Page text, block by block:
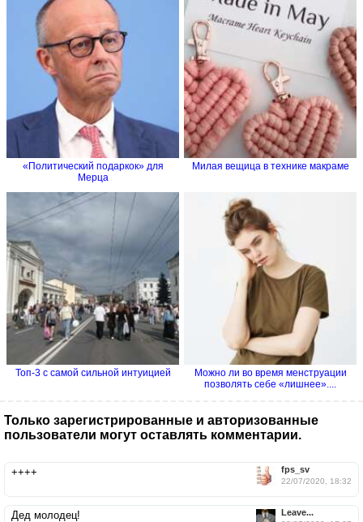
«Политический подаркок» для
Мерца
Милая вещица в технике макраме
Топ-3 с самой сильной интуицией
Можно ли во время менструации
позволять себе «лишнее»....
Только зарегистрированные и авторизованные
пользователи могут оставлять комментарии.
fps_sv
22/07/2020, 18:32
++++
Leave...
Дед молодец!